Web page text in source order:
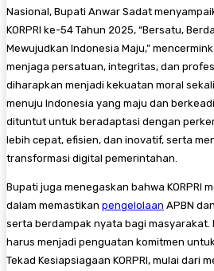
Nasional, Bupati Anwar Sadat
KORPRI ke-54 Tahun 2025, “Bersatu,
Mewujudkan Indonesia Maju,”
menjaga persatuan, integritas, dan
diharapkan menjadi kekuatan moral
menuju Indonesia yang maju dan
dituntut untuk beradaptasi dengan
lebih cepat, efisien, dan inovatif, serta
transformasi digital pemerintahan.
Bupati juga menegaskan bahwa KORPRI
dalam memastikan pengelolaan APBN
serta berdampak nyata bagi masyarakat.
harus menjadi penguatan komitmen
Tekad Kesiapsiagaan KORPRI, mulai dari